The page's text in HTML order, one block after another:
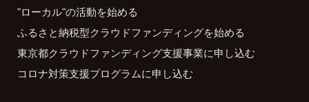
"ローカル"の活動を始める
ふるさと納税型クラウドファンディングを始める
東京都クラウドファンディング支援事業に申し込む
コロナ対策支援プログラムに申し込む